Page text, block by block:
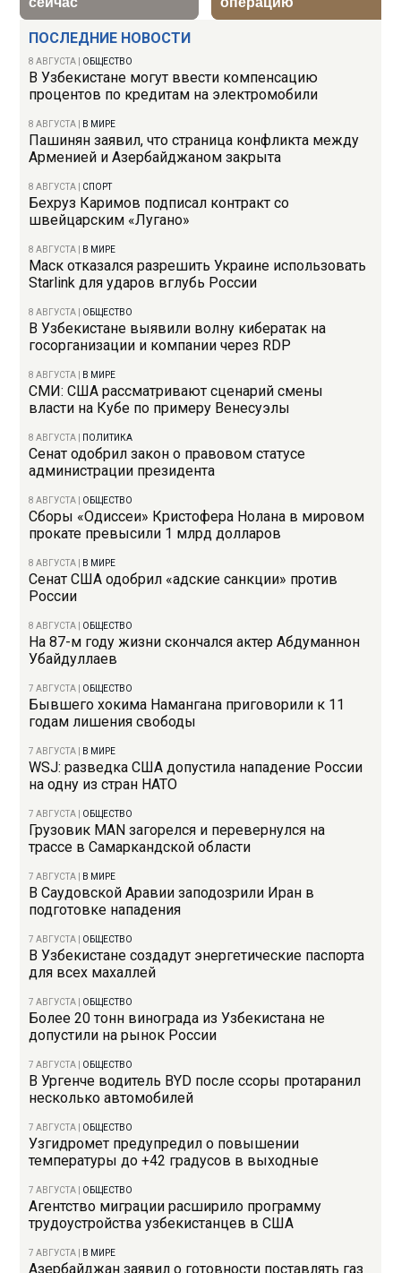
ПОСЛЕДНИЕ НОВОСТИ
8 АВГУСТА ОБЩЕСТВО
В Узбекистане могут ввести компенсацию
процентов по кредитам на электромобили
8 АВГУСТА В МИРЕ
Пашинян заявил, что страница конфликта между
Арменией и Азербайджаном закрыта
8 АВГУСТА СПОРТ
Бехруз Каримов подписал контракт со
швейцарским «Лугано»
8 АВГУСТА В МИРЕ
Маск отказался разрешить Украине использовать
Starlink для ударов вглубь России
8 АВГУСТА ОБЩЕСТВО
В Узбекистане выявили волну кибератак на
госорганизации и компании через RDP
8 АВГУСТА В МИРЕ
СМИ: США рассматривают сценарий смены
власти на Кубе по примеру Венесуэлы
8 АВГУСТА ПОЛИТИКА
Сенат одобрил закон о правовом статусе
администрации президента
8 АВГУСТА ОБЩЕСТВО
Сборы «Одиссеи» Кристофера Нолана в мировом
прокате превысили 1 млрд долларов
8 АВГУСТА В МИРЕ
Сенат США одобрил «адские санкции» против
России
8 АВГУСТА ОБЩЕСТВО
На 87-м году жизни скончался актер Абдуманнон
Убайдуллаев
7 АВГУСТА ОБЩЕСТВО
Бывшего хокима Намангана приговорили к 11
годам лишения свободы
7 АВГУСТА В МИРЕ
WSJ: разведка США допустила нападение России
на одну из стран НАТО
7 АВГУСТА ОБЩЕСТВО
Грузовик MAN загорелся и перевернулся на
трассе в Самаркандской области
7 АВГУСТА В МИРЕ
В Саудовской Аравии заподозрили Иран в
подготовке нападения
7 АВГУСТА ОБЩЕСТВО
В Узбекистане создадут энергетические паспорта
для всех махаллей
7 АВГУСТА ОБЩЕСТВО
Более 20 тонн винограда из Узбекистана не
допустили на рынок России
7 АВГУСТА ОБЩЕСТВО
В Ургенче водитель BYD после ссоры протаранил
несколько автомобилей
7 АВГУСТА ОБЩЕСТВО
Узгидромет предупредил о повышении
температуры до +42 градусов в выходные
7 АВГУСТА ОБЩЕСТВО
Агентство миграции расширило программу
трудоустройства узбекистанцев в США
7 АВГУСТА В МИРЕ
Азербайджан заявил о готовности поставлять газ